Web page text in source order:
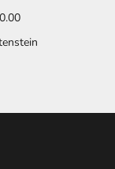
1234